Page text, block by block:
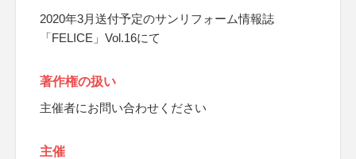
2020年3月送付予定のサンリフォーム情報誌
「FELICE」Vol.16にて
著作権の扱い
主催者にお問い合わせください
主催